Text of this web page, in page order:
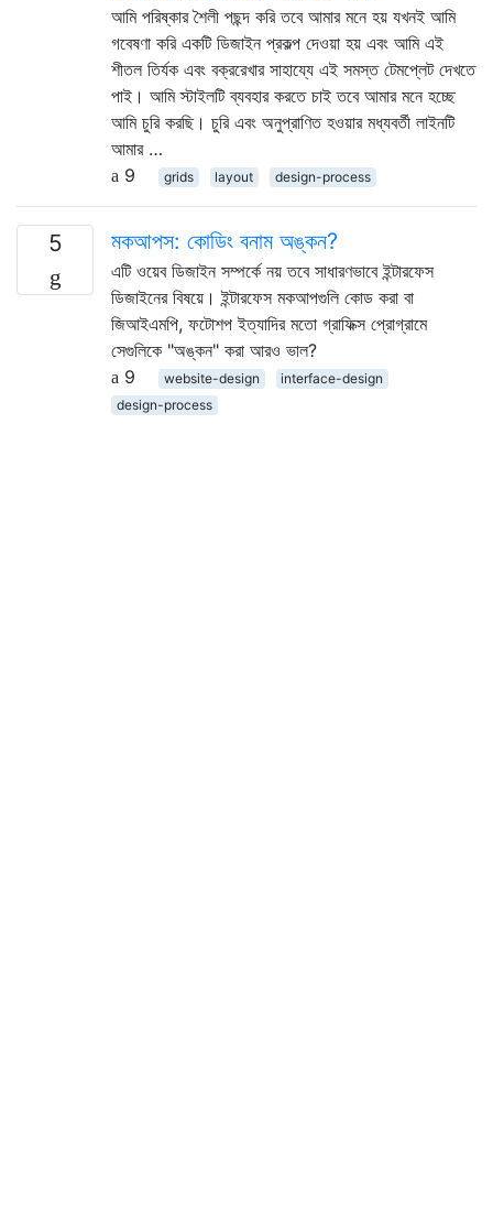
আমি পরিষ্কার শৈলী পছন্দ করি তবে আমার মনে হয় যখনই আমি
গবেষণা করি একটি ডিজাইন প্রকল্প দেওয়া হয় এবং আমি এই
শীতল তির্যক এবং বক্ররেখার সাহায্যে এই সমস্ত টেমপ্লেট দেখতে
পাই। আমি স্টাইলটি ব্যবহার করতে চাই তবে আমার মনে হচ্ছে
আমি চুরি করছি। চুরি এবং অনুপ্রাণিত হওয়ার মধ্যবর্তী লাইনটি
আমার …
9
grids layout design-process
5 মকআপস: কোডিং বনাম অঙ্কন?
এটি ওয়েব ডিজাইন সম্পর্কে নয় তবে সাধারণভাবে ইন্টারফেস
ডিজাইনের বিষয়ে। ইন্টারফেস মকআপগুলি কোড করা বা
জিআইএমপি, ফটোশপ ইত্যাদির মতো গ্রাফিক্স প্রোগ্রামে
সেগুলিকে "অঙ্কন" করা আরও ভাল?
9
website-design
interface-design
design-process